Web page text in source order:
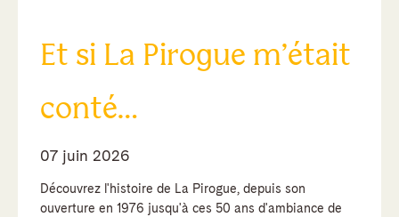
Et si La Pirogue m’était
conté…
07 juin 2026
Découvrez l'histoire de La Pirogue, depuis son
ouverture en 1976 jusqu'à ces 50 ans d'ambiance de